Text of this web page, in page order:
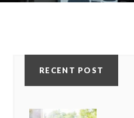
RECENT POST